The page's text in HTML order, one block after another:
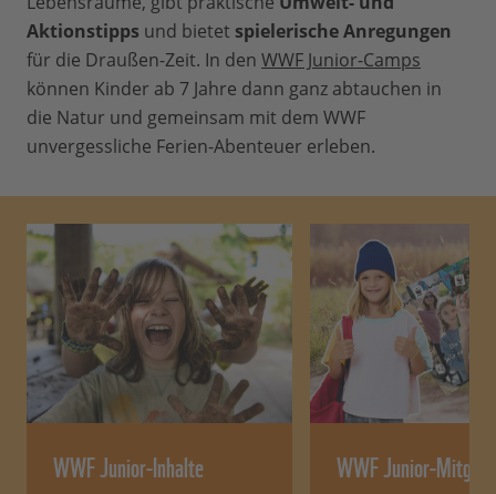
Aktionstipps und bietet spielerische Anregungen
für die Draußen-Zeit. In den WWF Junior-Camps
können Kinder ab 7 Jahre dann ganz abtauchen in
die Natur und gemeinsam mit dem WWF
unvergessliche Ferien-Abenteuer erleben.
WWF Junior-Inhalte WWF Junior-